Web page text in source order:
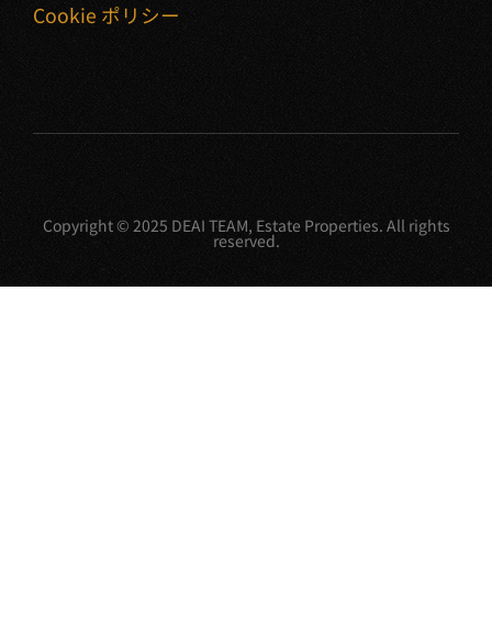
Cookie ポリシー
Copyright © 2025 DEAI TEAM, Estate Properties. All rights
reserved.